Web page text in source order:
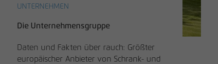
UNTERNEHMEN
Die Unternehmensgruppe
Daten und Fakten über rauch: Größter
europäischer Anbieter von Schrank- und